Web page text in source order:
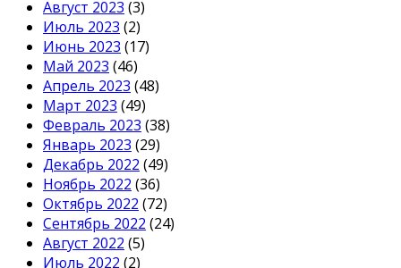
Август 2023 (3)
Июль 2023 (2)
Июнь 2023 (17)
Май 2023 (46)
Апрель 2023 (48)
Март 2023 (49)
Февраль 2023 (38)
Январь 2023 (29)
Декабрь 2022 (49)
Ноябрь 2022 (36)
Октябрь 2022 (72)
Сентябрь 2022 (24)
Август 2022 (5)
Июль 2022 (2)